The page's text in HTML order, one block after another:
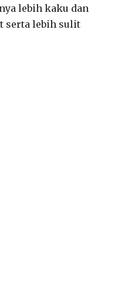
lebih kaku dan
serta lebih sulit